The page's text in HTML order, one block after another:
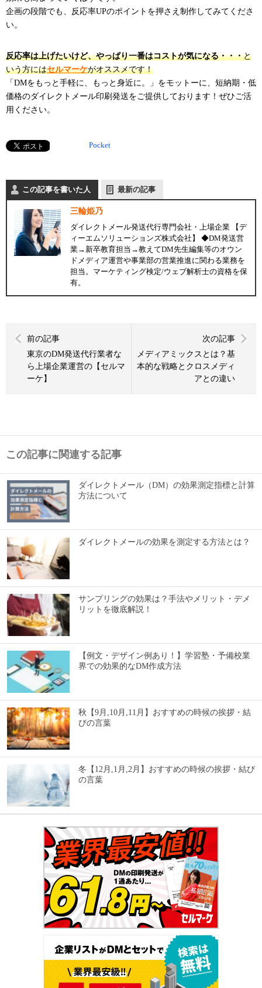
企画の段階でも、反応率UPのポイントを押さえ制作してみてくださ
い。
反応率は上げたいけど、やっぱり一番はコストが気になる・・・と
いう方にはセルマーケがオススメです！
「DMをもっと手軽に、もっと身近に。」をモットーに、短納期・低
価格のダイレクトメール印刷発送をご提供しております！ぜひご活
用ください。
Pocket
この記事を書いた人 最新の記事
三輪姫乃
ダイレクトメール発送代行専門会社・上場企業 【デ
ィーエムソリューションズ株式会社】 ◆DM発送営
業→新卒教育担当→教えてDM先生編集等のオウン
ドメディア運営や事業部の営業推進に関わる業務を
担当。マーケティング検定/ウェブ解析士の資格を保
有。
前の記事
東京のDM発送代行業者な
ら上場企業運営の【セルマ
ーケ】
次の記事
メディアミックスとは？基
本的な戦略とクロスメディ
アとの違い
この記事に関連する記事
ダイレクトメール（DM）の効果測定指標と計算
方法について
ダイレクトメールの効果を測定する方法とは？
サンプリングの効果は？手法やメリット・デメ
リットを徹底解説！
【例文・デザイン例あり！】学習塾・予備校業
界での効果的なDM作成方法
秋【9月,10月,11月】おすすめの時候の挨拶・結
びの言葉
冬【12月,1月,2月】おすすめの時候の挨拶・結び
の言葉